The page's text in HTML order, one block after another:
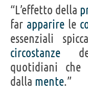
“L’effetto della
far apparire le
essenziali
circostanze
quotidiani che
dalla mente.”